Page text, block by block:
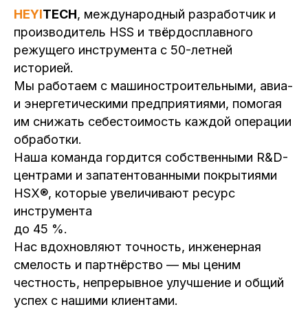
HEYITECH, международный разработчик и
производитель HSS и твёрдосплавного
режущего инструмента с 50-летней
историей.
Мы работаем с машиностроительными, авиа-
и энергетическими предприятиями, помогая
им снижать себестоимость каждой операции
обработки.
Наша команда гордится собственными R&D-
центрами и запатентованными покрытиями
HSX®, которые увеличивают ресурс
инструмента
до 45 %.
Нас вдохновляют точность, инженерная
смелость и партнёрство — мы ценим
честность, непрерывное улучшение и общий
успех с нашими клиентами.